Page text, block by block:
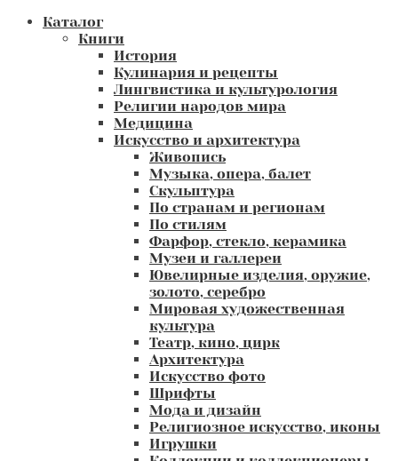
Каталог
Книги
История
Кулинария и рецепты
Лингвистика и культурология
Религии народов мира
Медицина
Искусство и архитектура
Живопись
Музыка, опера, балет
Скульптура
По странам и регионам
По стилям
Фарфор, стекло, керамика
Музеи и галлереи
Ювелирные изделия, оружие,
золото, серебро
Мировая художественная
культура
Театр, кино, цирк
Архитектура
Искусство фото
Шрифты
Мода и дизайн
Религиозное искусство, иконы
Игрушки